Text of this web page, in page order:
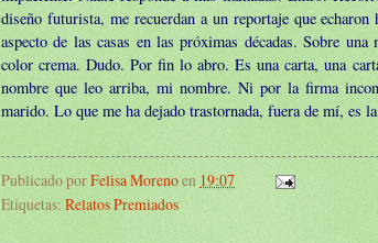
diseño futurista, me recuerdan a un reportaje que
aspecto de las casas en las próximas décadas. Sobre una
color crema. Dudo. Por fin lo abro. Es una carta, una
nombre que leo arriba, mi nombre. Ni por la firma
marido. Lo que me ha dejado trastornada, fuera de mí, es
Publicado porFelisa Morenoen 19:07
Etiquetas: Relatos Premiados